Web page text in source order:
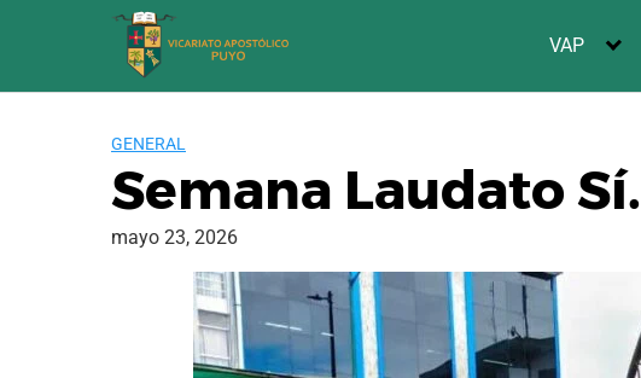
VAP
GENERAL
Semana Laudato Sí.
mayo 23, 2026